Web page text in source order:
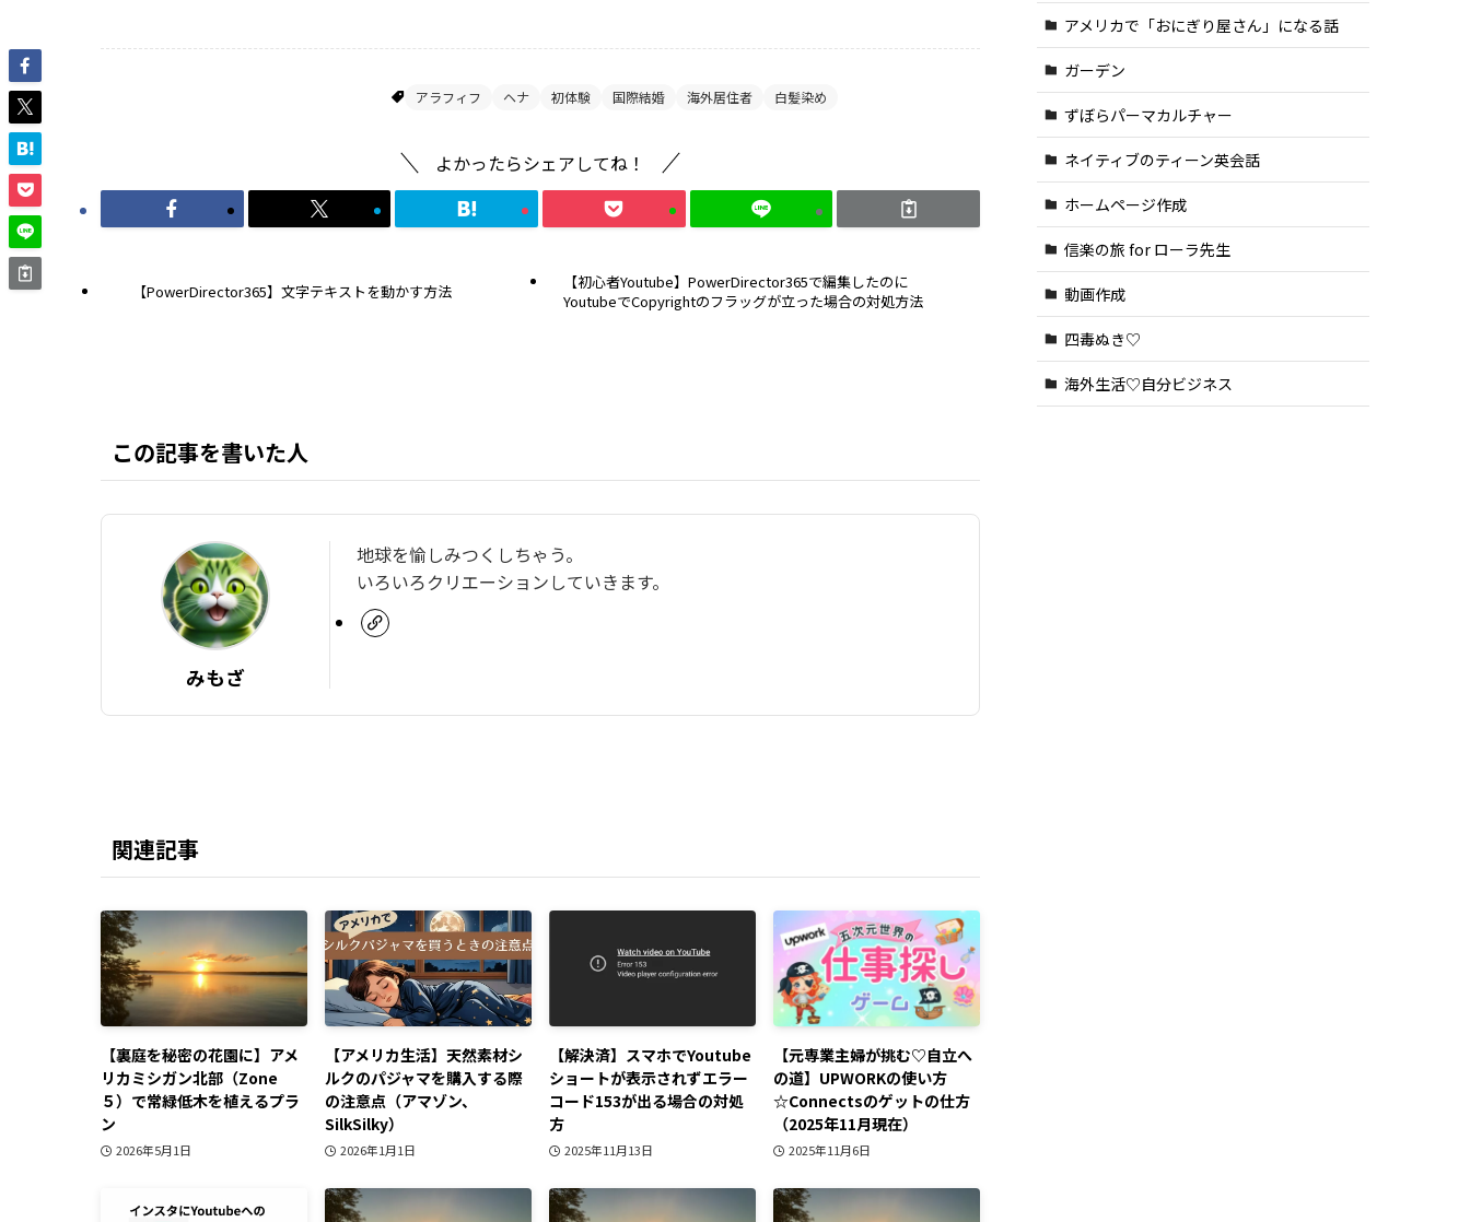
アラフィフ ヘナ 初体験 国際結婚 海外居住者 白髪染め
よかったらシェアしてね！
【PowerDirector365】文字テキストを動かす方法
【初心者Youtube】PowerDirector365で編集したのに
YoutubeでCopyrightのフラッグが立った場合の対処方法
この記事を書いた人
みもざ
地球を愉しみつくしちゃう。
いろいろクリエーションしていきます。
関連記事
【裏庭を秘密の花園に】アメ
リカミシガン北部（Zone
５）で常緑低木を植えるプラ
ン
2026年5月1日
【アメリカ生活】天然素材シ
ルクのパジャマを購入する際
の注意点（アマゾン、
SilkSilky）
2026年1月1日
【解決済】スマホでYoutube
ショートが表示されずエラー
コード153が出る場合の対処
方
2025年11月13日
【元専業主婦が挑む♡自立へ
の道】UPWORKの使い方
☆Connectsのゲットの仕方
（2025年11月現在）
2025年11月6日
アメリカで「おにぎり屋さん」になる話
ガーデン
ずぼらパーマカルチャー
ネイティブのティーン英会話
ホームページ作成
信楽の旅 for ローラ先生
動画作成
四毒ぬき♡
海外生活♡自分ビジネス